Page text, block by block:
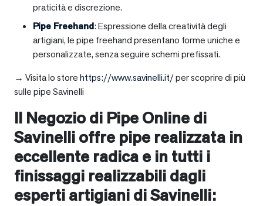
praticità e discrezione.
Pipe Freehand: Espressione della creatività degli
artigiani, le pipe freehand presentano forme uniche e
personalizzate, senza seguire schemi prefissati.
→ Visita lo storehttps://www.savinelli.it/per scoprire di più
sulle pipe Savinelli
Il Negozio di Pipe Online di
Savinelli offre pipe realizzata in
eccellente radica e in tutti i
finissaggi realizzabili dagli
esperti artigiani di Savinelli: